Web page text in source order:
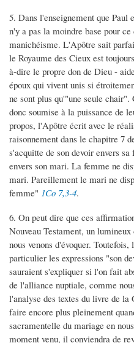
5. Dans l'enseignement que Paul
n'y a pas la moindre base pour
manichéisme. L'Apôtre sait
le Royaume des Cieux est
à-dire le propre don de Dieu -
époux qui vivent unis si
ne sont plus qu'"une seule
donc soumise à la puissance de
propos, l'Apôtre écrit avec le
raisonnement dans le chapitre 7
s'acquitte de son devoir envers
envers son mari. La femme ne
mari. Pareillement le mari ne
femme" 1Co 7,3-4.
6. On peut dire que ces
Nouveau Testament, un
nous venons d'évoquer.
particulier les expressions "son
sauraient s'expliquer si l'on fait
de l'alliance nuptiale, comme
l'analyse des textes du livre de la
faire encore plus pleinement
sacramentelle du mariage en
moment venu, il conviendra de